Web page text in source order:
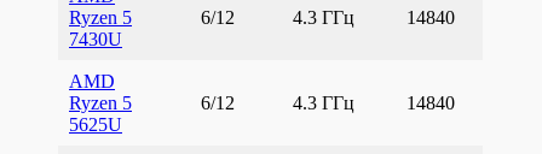
Ryzen 5
7430U
6/12 4.3 ГГц 14840
AMD
Ryzen 5
5625U
6/12 4.3 ГГц 14840